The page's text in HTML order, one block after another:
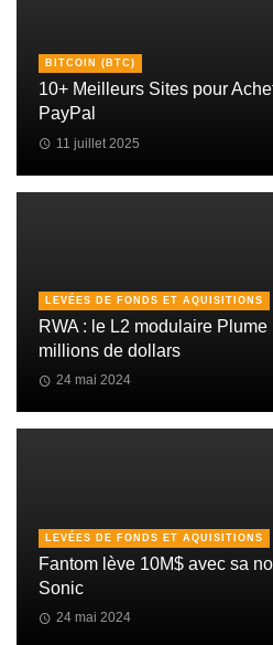
BITCOIN (BTC)
10+ Meilleurs Sites pour
PayPal
11 juillet 2025
LEVÉES DE FONDS ET AQUISITIONS
RWA : le L2 modulaire
millions de dollars
24 mai 2024
LEVÉES DE FONDS ET AQUISITIONS
Fantom lève 10M$ avec sa
Sonic
24 mai 2024